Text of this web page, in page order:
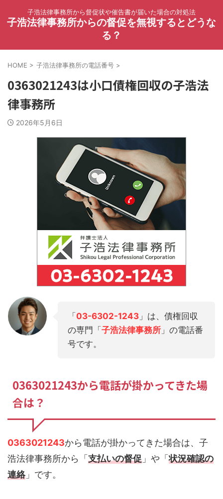
子浩法律事務所から督促状や催告書が届いた場合の対処法
子浩法律事務所からの督促を無視するとどうな
る？
HOME > 子浩法律事務所の電話番号 >
0363021243は小口債権回収の子浩法
律事務所
2026年5月6日
「 03-6302-1243 」は、債権回収
の専門「 子浩法律事務所 」の電話番
号です。
0363021243から電話が掛かってきた場
合は？
0363021243から電話が掛かってきた場合は、子
浩法律事務所から「 支払いの督促 」や「状況確認の
連絡」です。